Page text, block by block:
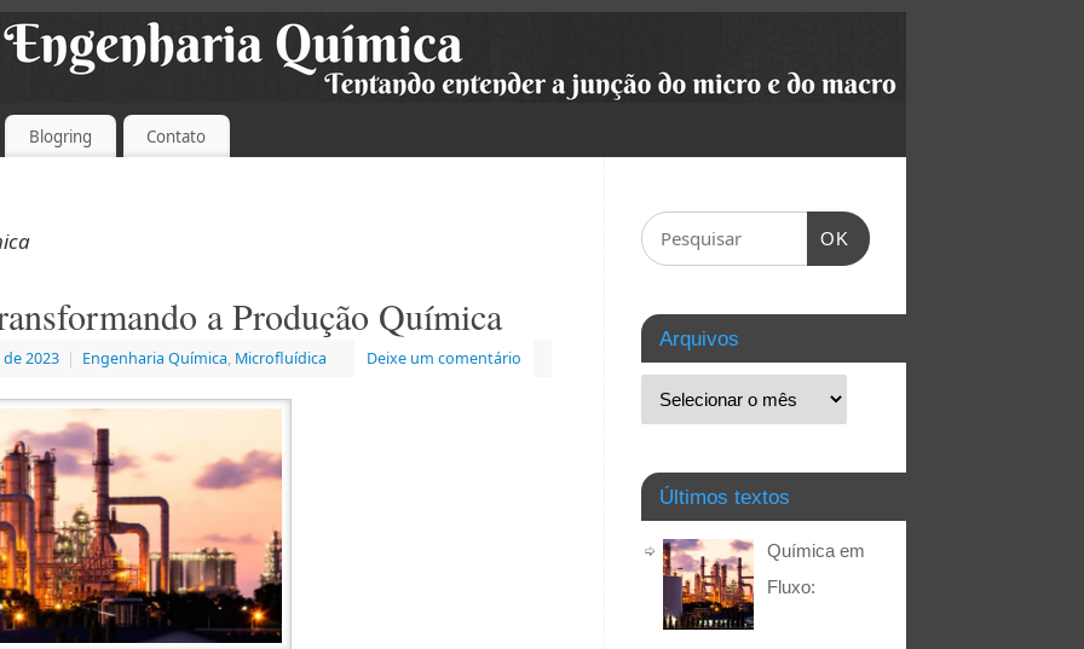
Blogring Contato
a Produção Química
2023 | Engenharia Química, Microfluídica Deixe um comentário
OK
Arquivos
Últimos textos
Química em
Fluxo: